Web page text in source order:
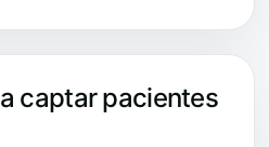
captar pacientes